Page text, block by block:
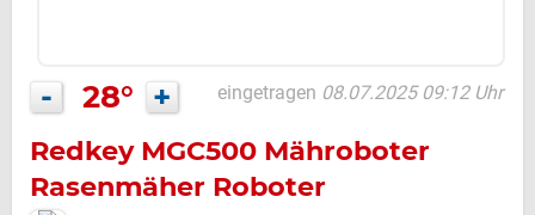
- 28° + eingetragen 08.07.2025 09:12 Uhr
Redkey MGC500 Mähroboter
Rasenmäher Roboter